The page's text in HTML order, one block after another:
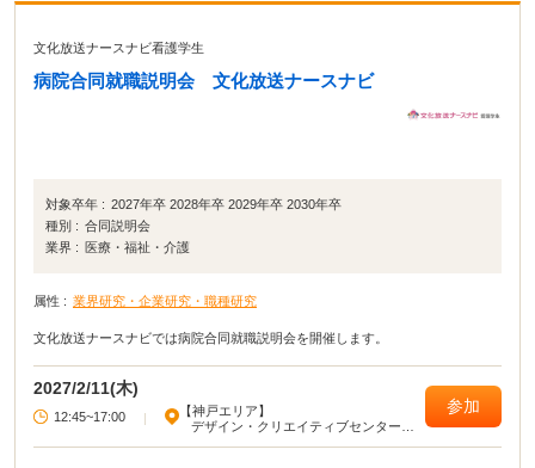
文化放送ナースナビ看護学生
病院合同就職説明会 文化放送ナースナビ
対象卒年 : 2027年卒 2028年卒 2029年卒 2030年卒
種別 : 合同説明会
業界 :
医療・福祉・介護
属性 : 業界研究・企業研究・職種研究
文化放送ナースナビでは病院合同就職説明会を開催します。
2027/2/11(木)
12:45~17:00
【神戸エリア】
デザイン・クリエイティブセンター神
参加